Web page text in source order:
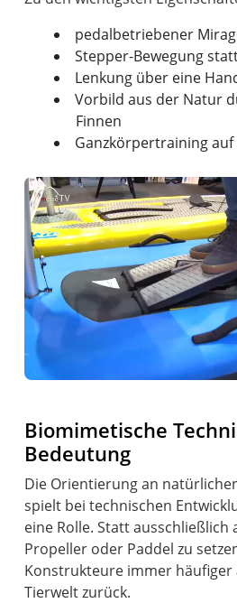
pedalbetriebener
Stepper-Bewegung
Lenkung über eine
Vorbild aus der Natur
Finnen
Ganzkörpertraining auf
Biomimetische
Bedeutung
Die Orientierung an
spielt bei technischen
eine Rolle. Statt ausschließlich
Propeller oder Paddel zu
Konstrukteure immer
Tierwelt zurück.